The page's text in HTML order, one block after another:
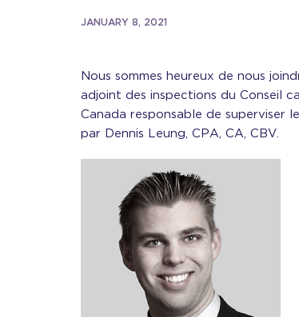
JANUARY 8, 2021
Nous sommes heureux de nous
adjoint des inspections du Conseil
Canada responsable de superviser
par Dennis Leung, CPA, CA, CBV.